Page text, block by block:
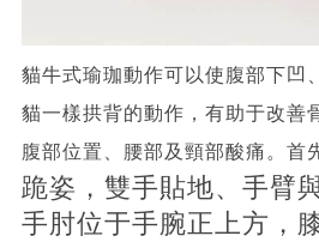
貓牛式瑜珈動作可以使腹部下凹
貓一樣拱背的動作，有助于改善
腹部位置、腰部及頸部酸痛。首
跪姿，雙手貼地、手臂
手肘位于手腕正上方，